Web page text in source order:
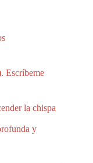
Escríbeme
la chispa
y